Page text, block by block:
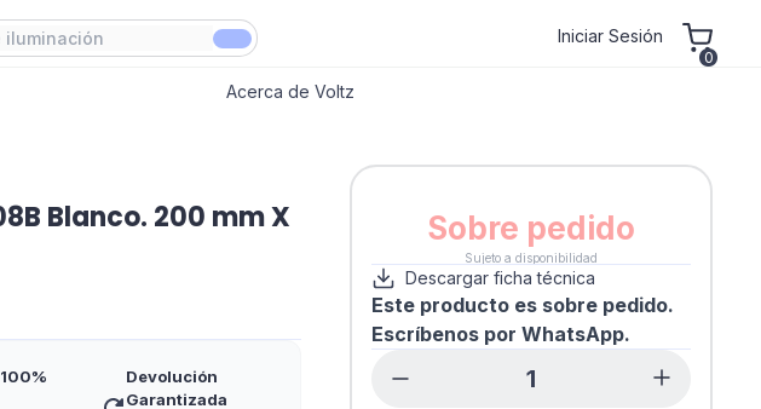
Iniciar Sesión
0
Acerca de Voltz
Sobre pedido
Sujeto a disponibilidad
Descargar ficha técnica
Este producto es sobre pedido.
Escríbenos por WhatsApp.
Blanco. 200 mm X
Devolución
Garantizada